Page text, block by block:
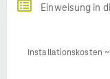
Einweisung in
Installationskosten